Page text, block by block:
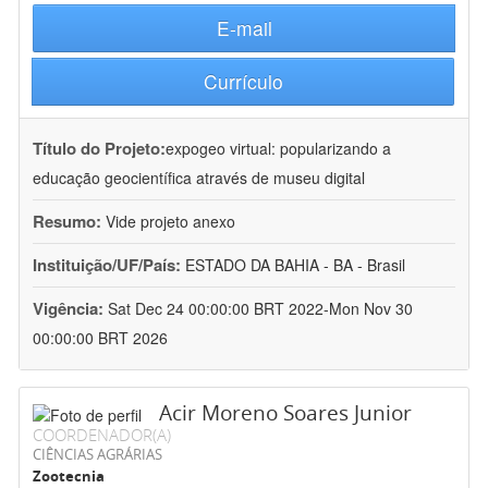
E-mail
Currículo
Título do Projeto:expogeo virtual: popularizando a
educação geocientífica através de museu digital
Resumo: Vide projeto anexo
Instituição/UF/País: ESTADO DA BAHIA - BA - Brasil
Vigência: Sat Dec 24 00:00:00 BRT 2022-Mon Nov 30
00:00:00 BRT 2026
Acir Moreno Soares Junior
COORDENADOR(A)
CIÊNCIAS AGRÁRIAS
Zootecnia